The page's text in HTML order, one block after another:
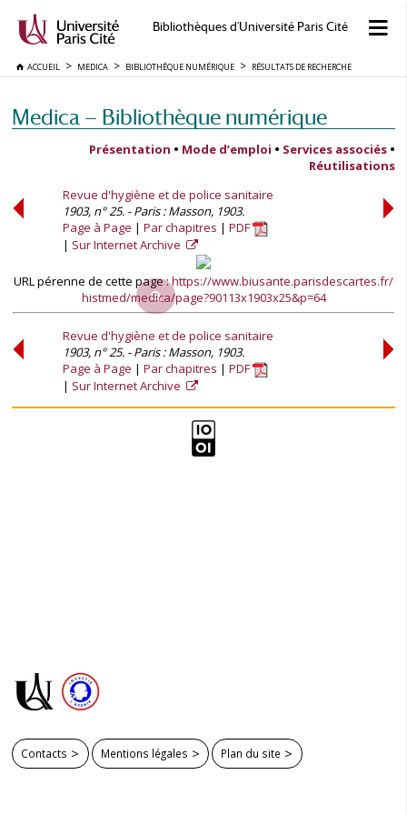
Bibliothèques d'Université Paris Cité
ACCUEIL MEDICA BIBLIOTHÈQUE NUMÉRIQUE RÉSULTATS DE RECHERCHE
Medica — Bibliothèque numérique
Présentation • Mode d’emploi • Services associés •
Réutilisations
Revue d'hygiène et de police sanitaire
1903, n° 25. - Paris : Masson, 1903.
Page à Page
Par chapitres
PDF
Sur Internet Archive
URL pérenne de cette page :https://www.biusante.parisdescartes.fr/
histmed/medica/page?90113x1903x25&p=64
Revue d'hygiène et de police sanitaire
1903, n° 25. - Paris : Masson, 1903.
Page à Page
Par chapitres
PDF
Sur Internet Archive
Contacts Mentions légales Plan du site